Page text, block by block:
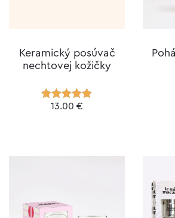
Keramický posúvač
nechtovej kožičky
Hodnotenie
13.00 €